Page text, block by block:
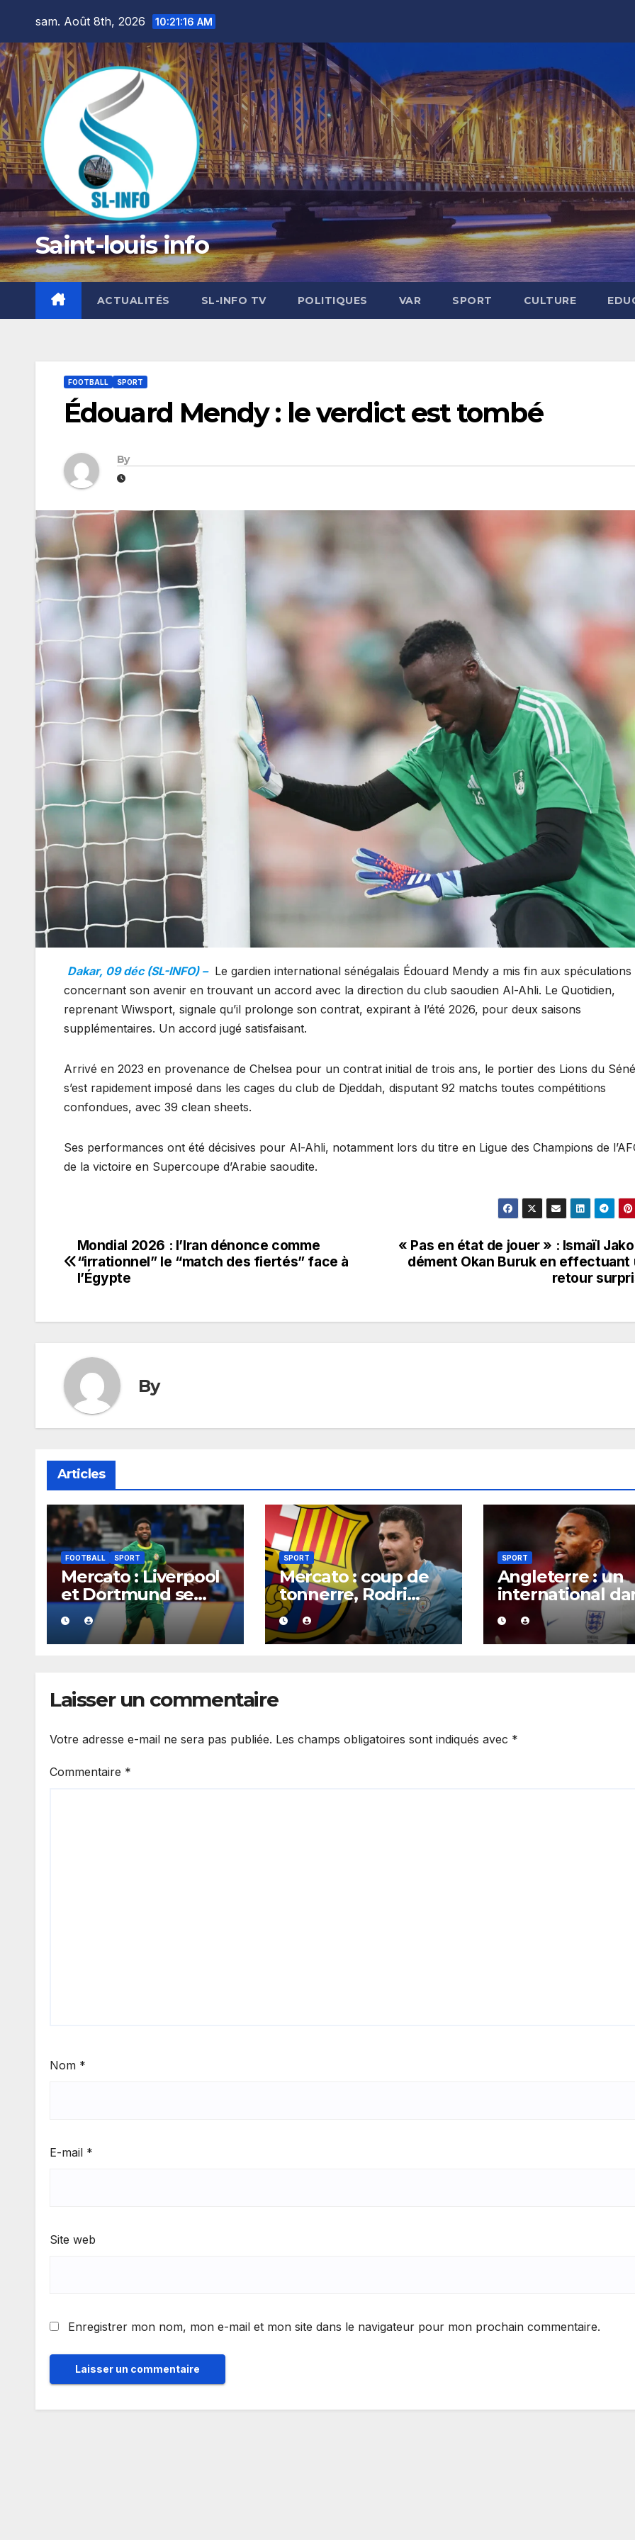
content
sam. Août 8th, 2026 10:21:18 AM
Saint-louis info
ACTUALITÉS SL-INFO TV POLITIQUES VAR SPORT CULTURE
FOOTBALL SPORT
Édouard Mendy : le verdict est tombé
By
Dakar, 09 déc (SL-INFO) – Le gardien international sénégalais Édouard Mendy a mis fin aux spéculations
concernant son avenir en trouvant un accord avec la direction du club saoudien Al-Ahli. Le Quotidien,
reprenant Wiwsport, signale qu’il prolonge son contrat, expirant à l’été 2026, pour deux saisons
supplémentaires. Un accord jugé satisfaisant.
Arrivé en 2023 en provenance de Chelsea pour un contrat initial de trois ans, le portier des Lions du
s’est rapidement imposé dans les cages du club de Djeddah, disputant 92 matchs toutes compétitions
confondues, avec 39 clean sheets.
Ses performances ont été décisives pour Al-Ahli, notamment lors du titre en Ligue des Champions de
de la victoire en Supercoupe d’Arabie saoudite.
Navigation
de
« Pas en état de jouer » : Ismaïl
dément Okan Buruk en effectuant
retour
Mondial 2026 : l’Iran dénonce comme
“irrationnel” le “match des fiertés” face à
l’Égypte
By
Articles
FOOTBALL SPORT
Mercato : Liverpool
et Dortmund se
positionnent en
favoris pour
recruter Ibrahim
SPORT
Mercato : coup de
tonnerre, Rodri
aurait trouvé un
accord XXL avec le
Barça pour un
SPORT
Angleterre : un
international
la tourmente,
poursuivi après
présumée
Laisser un commentaire
Votre adresse e-mail ne sera pas publiée. Les champs obligatoires sont indiqués avec *
Commentaire *
Nom *
E-mail *
Site web
Enregistrer mon nom, mon e-mail et mon site dans le navigateur pour mon prochain commentaire.